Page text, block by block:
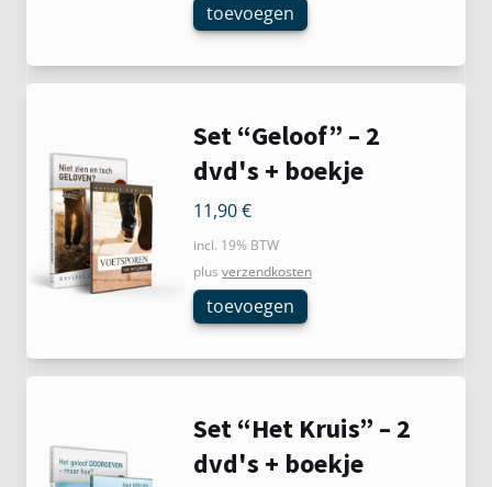
toevoegen
Set “Geloof” – 2
dvd's + boekje
11,90€
incl. 19% BTW
plus verzendkosten
toevoegen
Set “Het Kruis” – 2
dvd's + boekje